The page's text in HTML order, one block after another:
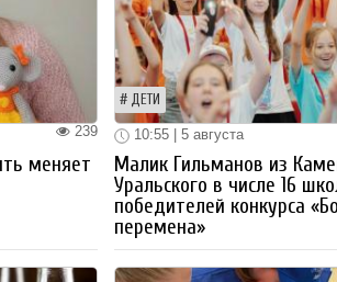
239
меняет
ДЕТИ
10:55 | 5 августа
Малик Гильманов из
Уральского в числе 16
победителей конкурса
перемена»